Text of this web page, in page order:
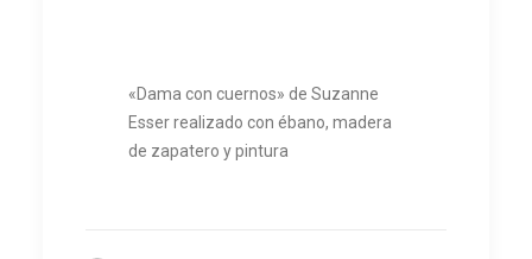
«Dama con cuernos» de Suzanne
Esser realizado con ébano, madera
de zapatero y pintura